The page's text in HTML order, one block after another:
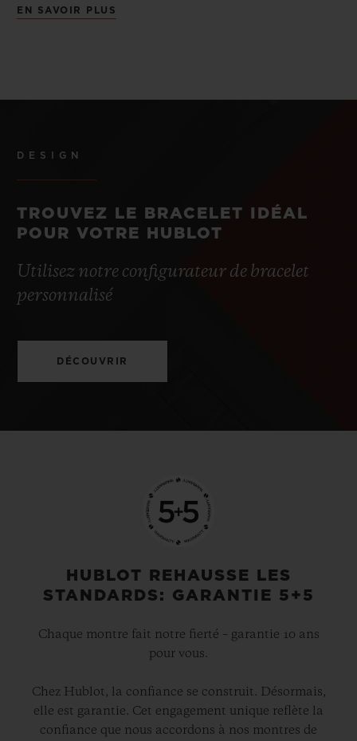
EN SAVOIR PLUS
DESIGN
TROUVEZ LE BRACELET IDÉAL
POUR VOTRE HUBLOT
Utilisez notre configurateur de bracelet
personnalisé
DÉCOUVRIR
HUBLOT REHAUSSE LES
STANDARDS: GARANTIE 5+5
Chaque montre fait notre fierté – garantie 10 ans
pour vous.
Chez Hublot, la confiance se construit. Désormais,
elle est garantie. Cet engagement unique reflète la
confiance que nous accordons à nos montres de